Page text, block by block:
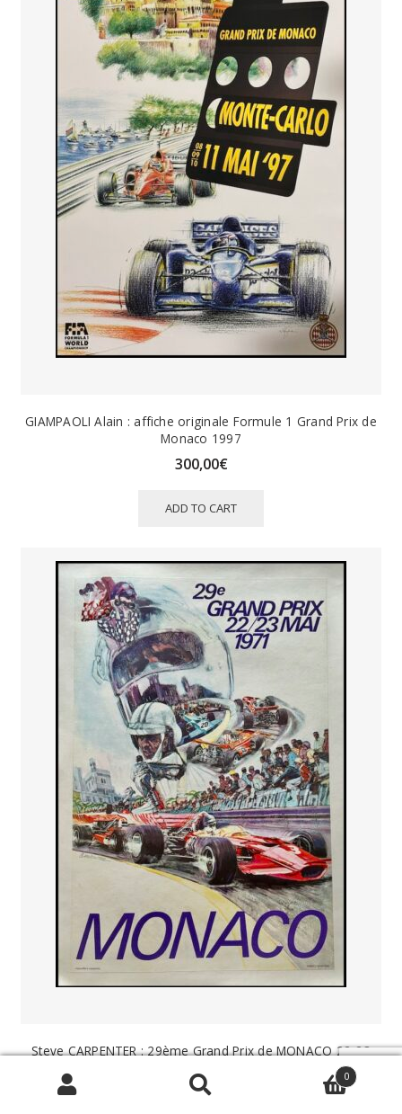
GIAMPAOLI Alain : affiche originale Formule 1 Grand Prix de
Monaco 1997
300,00€
ADD TO CART
Steve CARPENTER : 29ème Grand Prix de MONACO 22-23
450,00
0